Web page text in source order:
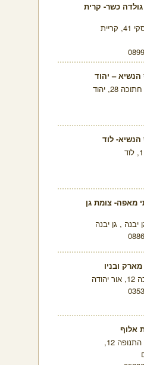
גולדה כשר- קרית
ז'בוטינסקי 41, קריית
הנשיא – יהוד
28, יהוד
הנשיא- לוד
מאפה- צומת גן
יבנה , גן יבנה
ובניו
אלוף
מתחם התנופה 12,